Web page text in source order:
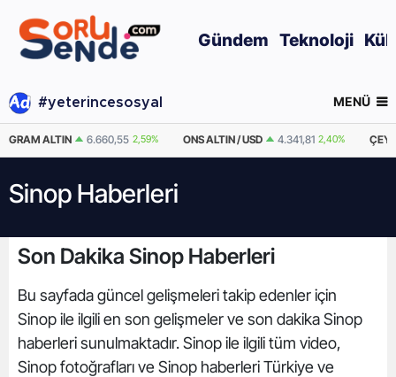
Gündem Teknoloji
#yeterincesosyal MENÜ
GRAM ALTIN 6.660,55 2,59% ONS ALTIN / USD 4.341,81 2,40%
Sinop Haberleri
Son Dakika Sinop Haberleri
Bu sayfada güncel gelişmeleri takip edenler için
Sinop ile ilgili en son gelişmeler ve son dakika Sinop
haberleri sunulmaktadır. Sinop ile ilgili tüm video,
Sinop fotoğrafları ve Sinop haberleri Türkiye ve